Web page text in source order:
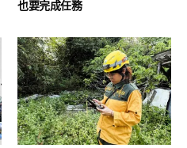
也要完成任務